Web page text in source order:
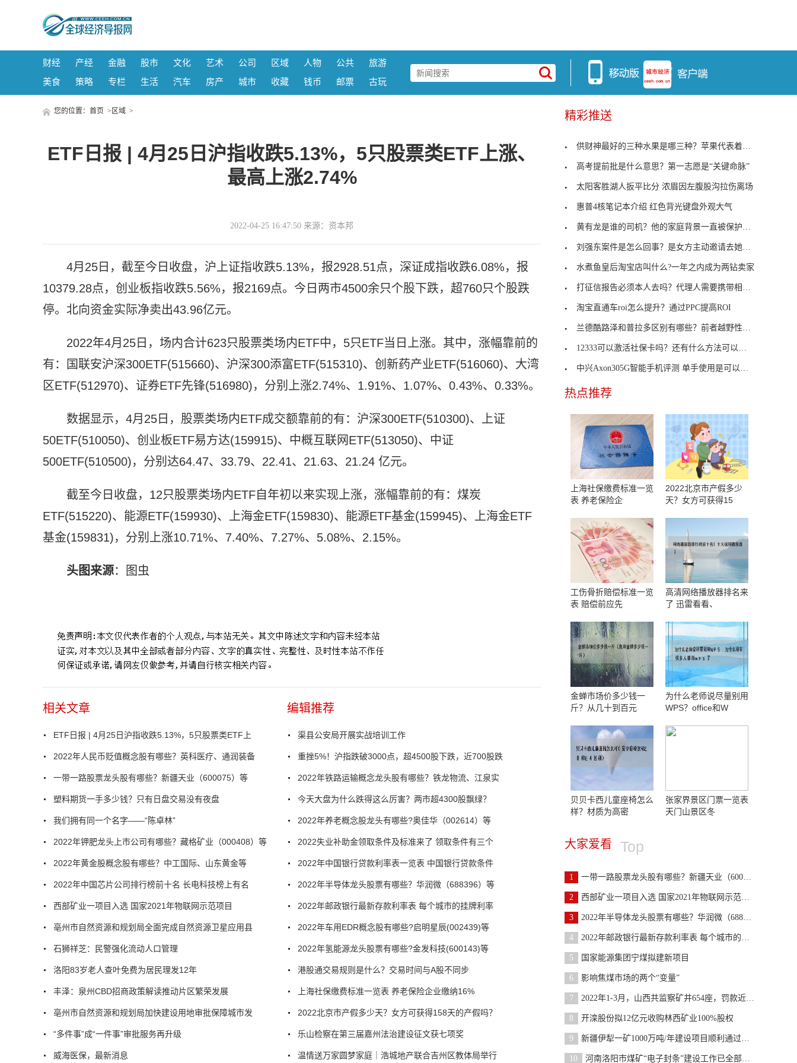
财经 产经 金融 股市 文化 艺术 公司 区域 人物 公共
旅游
美食
策略 专栏 生活 汽车 房产 城市 收藏 钱币 邮票 古玩
您的位置： 首页 > 区域 >
ETF日报 | 4月25日沪指收跌5.13%，5只股票类ETF上涨、
最高上涨2.74%
2022-04-25 16:47:50 来源：资本邦
4月25日，截至今日收盘，沪上证指收跌5.13%，报2928.51点，深证成指收跌6.08%，报
10379.28点，创业板指收跌5.56%，报2169点。今日两市4500余只个股下跌，超760只个股跌
停。北向资金实际净卖出43.96亿元。
2022年4月25日，场内合计623只股票类场内ETF中，5只ETF当日上涨。其中，涨幅靠前的
有：国联安沪深300ETF(515660)、沪深300添富ETF(515310)、创新药产业ETF(516060)、大湾
区ETF(512970)、证券ETF先锋(516980)，分别上涨2.74%、1.91%、1.07%、0.43%、0.33%。
数据显示，4月25日，股票类场内ETF成交额靠前的有：沪深300ETF(510300)、上证
50ETF(510050)、创业板ETF易方达(159915)、中概互联网ETF(513050)、中证
500ETF(510500)，分别达64.47、33.79、22.41、21.63、21.24 亿元。
截至今日收盘，12只股票类场内ETF自年初以来实现上涨，涨幅靠前的有：煤炭
ETF(515220)、能源ETF(159930)、上海金ETF(159830)、能源ETF基金(159945)、上海金ETF
基金(159831)，分别上涨10.71%、7.40%、7.27%、5.08%、2.15%。
头图来源：图虫
相关文章
ETF日报 | 4月25日沪指收跌5.13%，5只股票类ETF上
2022年人民币贬值概念股有哪些？英科医疗、通润装备
一带一路股票龙头股有哪些？新疆天业（600075）等
塑料期货一手多少钱？只有日盘交易没有夜盘
我们拥有同一个名字——“陈卓林”
2022年钾肥龙头上市公司有哪些？藏格矿业（000408）等
2022年黄金股概念股有哪些？中工国际、山东黄金等
2022年中国芯片公司排行榜前十名 长电科技榜上有名
西部矿业一项目入选 国家2021年物联网示范项目
亳州市自然资源和规划局全面完成自然资源卫星应用县
石狮祥芝：民警强化流动人口管理
洛阳83岁老人查叶免费为居民理发12年
丰泽：泉州CBD招商政策解读推动片区繁荣发展
亳州市自然资源和规划局加快建设用地审批保障城市发
“多件事”成“一件事”审批服务再升级
威海医保，最新消息
编辑推荐
渠县公安局开展实战培训工作
重挫5%！沪指跌破3000点，超4500股下跌，近700股跌
2022年铁路运输概念龙头股有哪些？铁龙物流、江泉实
今天大盘为什么跌得这么厉害？两市超4300股飘绿？
2022年养老概念股龙头有哪些?奥佳华（002614）等
2022失业补助金领取条件及标准来了 领取条件有三个
2022年中国银行贷款利率表一览表 中国银行贷款条件
2022年半导体龙头股票有哪些？华润微（688396）等
2022年邮政银行最新存款利率表 每个城市的挂牌利率
2022年车用EDR概念股有哪些?启明星辰(002439)等
2022年氢能源龙头股票有哪些?金发科技(600143)等
港股通交易规则是什么？交易时间与A股不同步
上海社保缴费标准一览表 养老保险企业缴纳16%
2022北京市产假多少天？女方可获得158天的产假吗？
乐山检察在第三届嘉州法治建设征文获七项奖
温情送万家圆梦家庭｜浩城地产联合吉州区教体局举行
精彩推送
供财神最好的三种水果是哪三种？苹果代表着平平安安
高考提前批是什么意思？第一志愿是“关键命脉”
太阳客胜湖人扳平比分 浓眉因左腹股沟拉伤离场
惠普4核笔记本介绍 红色背光键盘外观大气
黄有龙是谁的司机？他的家庭背景一直被保护的很好
刘强东案件是怎么回事？是女方主动邀请去她的公寓
水煮鱼皇后淘宝店叫什么?一年之内成为两钻卖家
打征信报告必须本人去吗？代理人需要携带相关资料
淘宝直通车roi怎么提升？通过PPC提高ROI
兰德酷路泽和普拉多区别有哪些？前者越野性更加强大
12333可以激活社保卡吗？还有什么方法可以激活社保
中兴Axon305G智能手机评测 单手使用是可以管理的
热点推荐
上海社保缴费标准一览
表 养老保险企
2022北京市产假多少
天？女方可获得15
工伤骨折赔偿标准一览
表 赔偿前应先
高清网络播放器排名来
了 迅雷看看、
金蝉市场价多少钱一
斤？从几十到百元
为什么老师说尽量别用
WPS？office和W
贝贝卡西儿童座椅怎么
样？材质为高密
张家界景区门票一览表
天门山景区冬
大家爱看 Top
1 一带一路股票龙头股有哪些？新疆天业（600075）等
2 西部矿业一项目入选 国家2021年物联网示范项目
3 2022年半导体龙头股票有哪些？华润微（688396）等
4 2022年邮政银行最新存款利率表 每个城市的挂牌利率
5 国家能源集团宁煤拟建新项目
6 影响焦煤市场的两个“变量”
7 2022年1-3月，山西共监察矿井654座，罚款近1.2亿，
8 开滦股份拟12亿元收购林西矿业100%股权
9 新疆伊犁一矿1000万吨/年建设项目顺利通过验收
10 河南洛阳市煤矿“电子封条”建设工作已全部完成